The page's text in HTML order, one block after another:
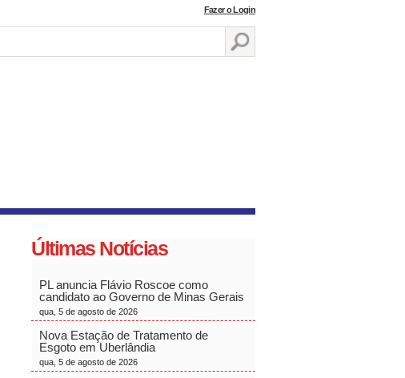
Fazer o Login
Últimas Notícias
PL anuncia Flávio Roscoe como
candidato ao Governo de Minas Gerais
qua, 5 de agosto de 2026
Nova Estação de Tratamento de
Esgoto em Uberlândia
qua, 5 de agosto de 2026